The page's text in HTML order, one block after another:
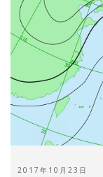
2017年10月23日